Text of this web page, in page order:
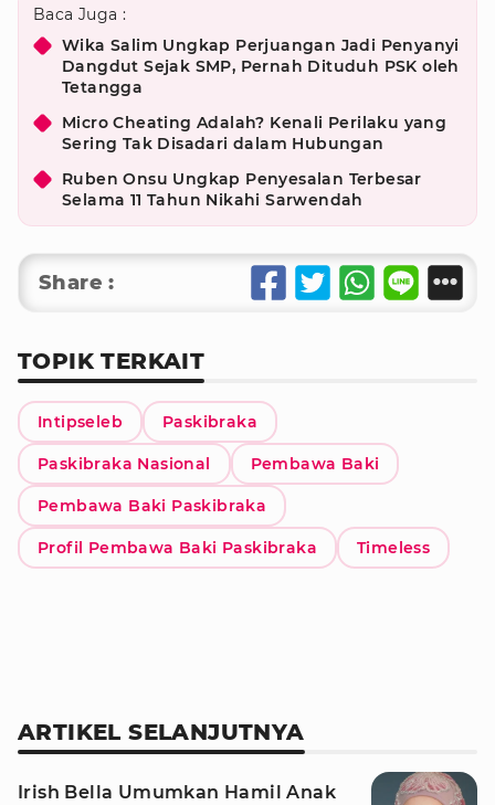
Baca Juga :
Wika Salim Ungkap Perjuangan Jadi Penyanyi
Dangdut Sejak SMP, Pernah Dituduh PSK oleh
Tetangga
Micro Cheating Adalah? Kenali Perilaku yang
Sering Tak Disadari dalam Hubungan
Ruben Onsu Ungkap Penyesalan Terbesar
Selama 11 Tahun Nikahi Sarwendah
Share :
TOPIK TERKAIT
Intipseleb Paskibraka
Paskibraka Nasional Pembawa Baki
Pembawa Baki Paskibraka
Profil Pembawa Baki Paskibraka Timeless
ARTIKEL SELANJUTNYA
Irish Bella Umumkan Hamil Anak